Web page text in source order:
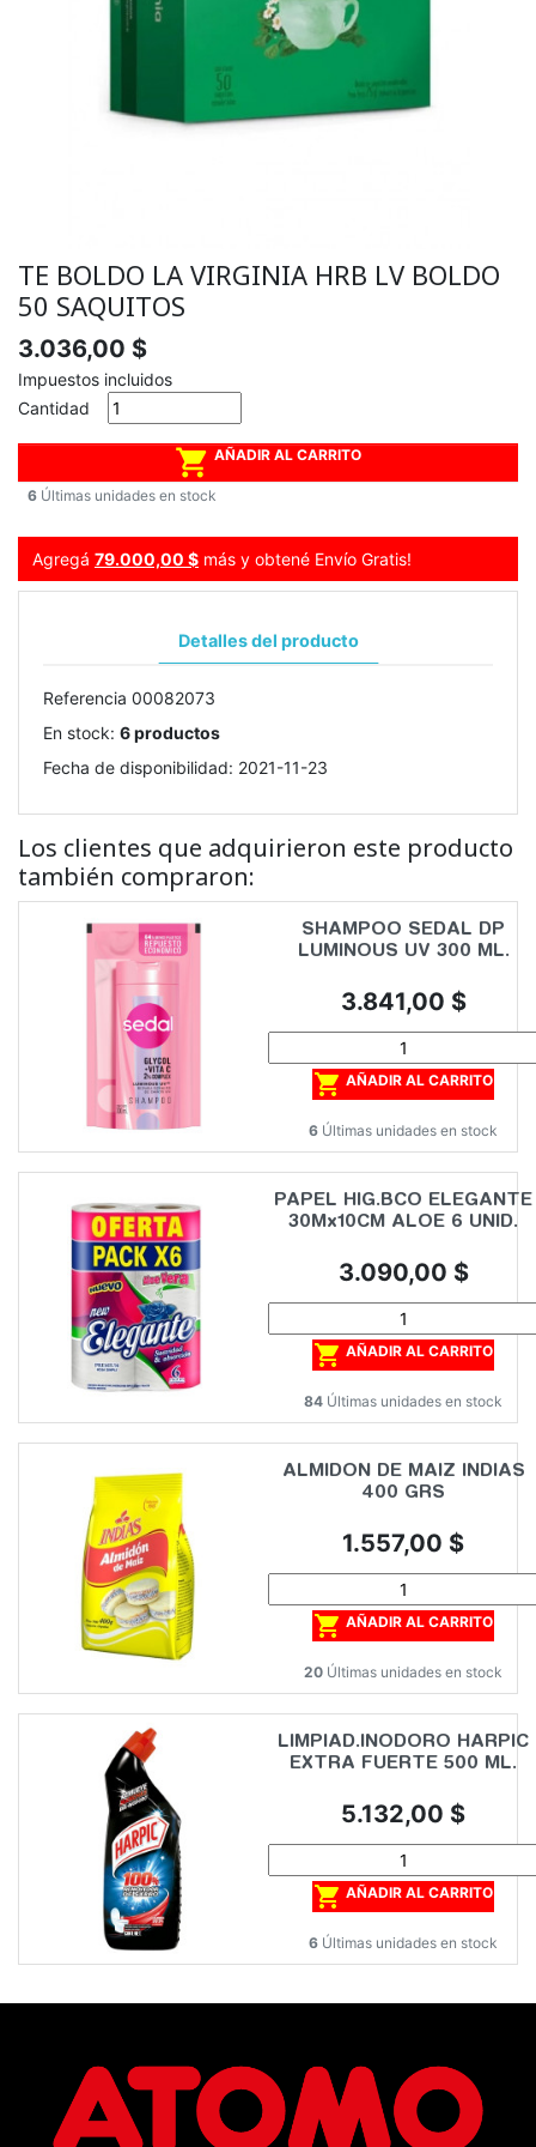
TE BOLDO LA VIRGINIA HRB LV BOLDO
50 SAQUITOS
3.036,00 $
Impuestos incluidos
Cantidad
 AÑADIR AL CARRITO
6 Últimas unidades en stock
Agregá 79.000,00 $ más y obtené Envío Gratis!
Detalles del producto
Referencia 00082073
En stock: 6 productos
Fecha de disponibilidad: 2021-11-23
Los clientes que adquirieron este producto
también compraron:
SHAMPOO SEDAL DP
LUMINOUS UV 300 ML.
Precio
3.841,00 $
 AÑADIR AL CARRITO
6 Últimas unidades en stock
PAPEL HIG.BCO ELEGANTE
30Mx10CM ALOE 6 UNID.
Precio
3.090,00 $
 AÑADIR AL CARRITO
84 Últimas unidades en stock
ALMIDON DE MAIZ INDIAS
400 GRS
Precio
1.557,00 $
 AÑADIR AL CARRITO
20 Últimas unidades en stock
LIMPIAD.INODORO HARPIC
EXTRA FUERTE 500 ML.
Precio
5.132,00 $
 AÑADIR AL CARRITO
6 Últimas unidades en stock